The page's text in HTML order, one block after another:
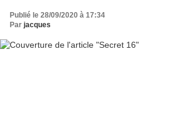
Publié le 28/09/2020 à 17:34
Par jacques